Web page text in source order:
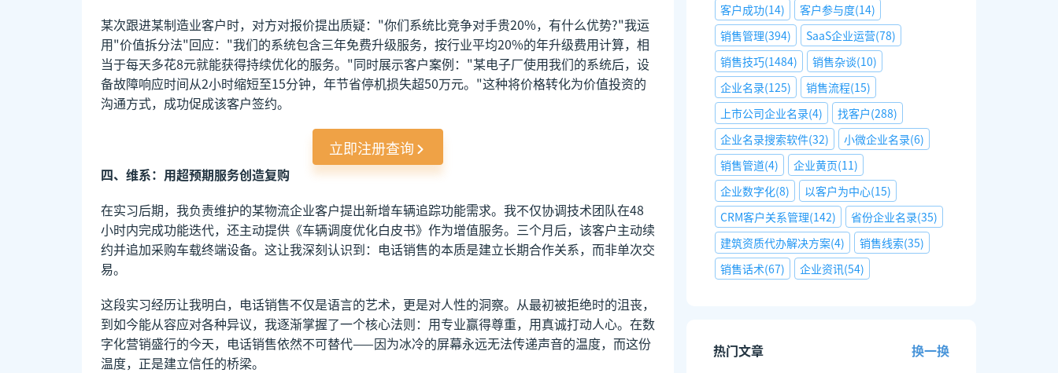
某次跟进某制造业客户时，对方对报价提出质疑："你们系统比竞争对手贵20%，有什么优势?"我运
用"价值拆分法"回应："我们的系统包含三年免费升级服务，按行业平均20%的年升级费用计算，相
当于每天多花8元就能获得持续优化的服务。"同时展示客户案例："某电子厂使用我们的系统后，设
备故障响应时间从2小时缩短至15分钟，年节省停机损失超50万元。"这种将价格转化为价值投资的
沟通方式，成功促成该客户签约。
立即注册查询
四、维系：用超预期服务创造复购
在实习后期，我负责维护的某物流企业客户提出新增车辆追踪功能需求。我不仅协调技术团队在48
小时内完成功能迭代，还主动提供《车辆调度优化白皮书》作为增值服务。三个月后，该客户主动续
约并追加采购车载终端设备。这让我深刻认识到：电话销售的本质是建立长期合作关系，而非单次交
易。
这段实习经历让我明白，电话销售不仅是语言的艺术，更是对人性的洞察。从最初被拒绝时的沮丧，
到如今能从容应对各种异议，我逐渐掌握了一个核心法则：用专业赢得尊重，用真诚打动人心。在数
字化营销盛行的今天，电话销售依然不可替代——因为冰冷的屏幕永远无法传递声音的温度，而这份
温度，正是建立信任的桥梁。
客户成功(14) 客户参与度(14)
销售管理(394) SaaS企业运营(78)
销售技巧(1484) 销售杂谈(10)
企业名录(125) 销售流程(15)
上市公司企业名录(4) 找客户(288)
企业名录搜索软件(32) 小微企业名录(6)
销售管道(4) 企业黄页(11)
企业数字化(8) 以客户为中心(15)
CRM客户关系管理(142) 省份企业名录(35)
建筑资质代办解决方案(4) 销售线索(35)
销售话术(67) 企业资讯(54)
热门文章
换一换